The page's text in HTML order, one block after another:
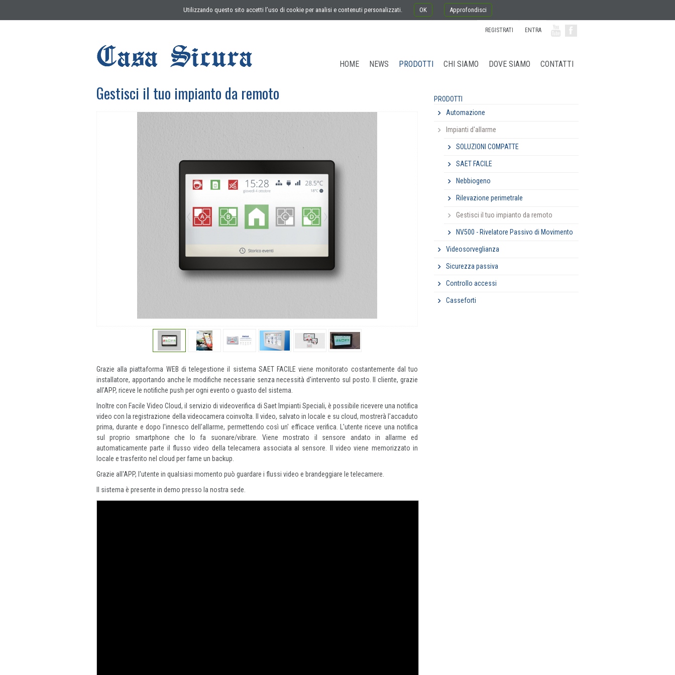
Utilizzando questo sito accetti l’uso di cookie per analisi e contenuti personalizzati. OK Approfondisci
ENTRA
REGISTRATI
HOME NEWS PRODOTTI CHI SIAMO DOVE SIAMO CONTATTI
Gestisci il tuo impianto da remoto
Grazie alla piattaforma WEB di telegestione il sistema SAET FACILE viene monitorato costantemente dal tuo
installatore, apportando anche le modifiche necessarie senza necessità d'intervento sul posto. Il cliente, grazie
all'APP, riceve le notifiche push per ogni evento o guasto del sistema.
Inoltre con Facile Video Cloud, il servizio di videoverifica di Saet Impianti Speciali, è possibile ricevere una notifica
video con la registrazione della videocamera coinvolta. Il video, salvato in locale e su cloud, mostrerà l'accaduto
prima, durante e dopo l'innesco dell'allarme, permettendo così un' efficace verifica. L'utente riceve una notifica
sul proprio smartphone che lo fa suonare/vibrare. Viene mostrato il sensore andato in allarme ed
automaticamente parte il flusso video della telecamera associata al sensore. Il video viene memorizzato in
locale e trasferito nel cloud per farne un backup.
Grazie all'APP, l'utente in qualsiasi momento può guardare i flussi video e brandeggiare le telecamere.
Il sistema è presente in demo presso la nostra sede.
PRODOTTI
Automazione
Impianti d'allarme
SOLUZIONI COMPATTE
SAET FACILE
Nebbiogeno
Rilevazione perimetrale
Gestisci il tuo impianto da remoto
NV500 - Rivelatore Passivo di Movimento
Videosorveglianza
Sicurezza passiva
Controllo accessi
Casseforti